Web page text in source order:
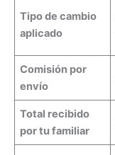
Tipo de cambio
aplicado
Comisión por
envío
Total recibido
por tu familiar